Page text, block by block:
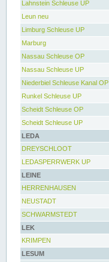
Lahnstein Schleuse UP
Leun neu
Limburg Schleuse UP
Marburg
Nassau Schleuse OP
Nassau Schleuse UP
Niederbiel Schleuse Kanal OP
Runkel Schleuse UP
Scheidt Schleuse OP
Scheidt Schleuse UP
LEDA
DREYSCHLOOT
LEDASPERRWERK UP
LEINE
HERRENHAUSEN
NEUSTADT
SCHWARMSTEDT
LEK
KRIMPEN
LESUM